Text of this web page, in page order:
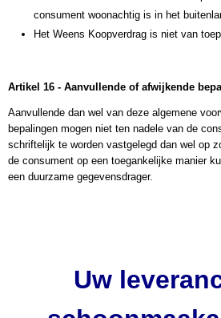
consument woonachtig is in het
Het Weens Koopverdrag is niet van
Artikel 16 - Aanvullende of afwijkende
Aanvullende dan wel van deze algemene
bepalingen mogen niet ten nadele van de
schriftelijk te worden vastgelegd dan wel op
de consument op een toegankelijke manier
een duurzame gegevensdrager.
Uw